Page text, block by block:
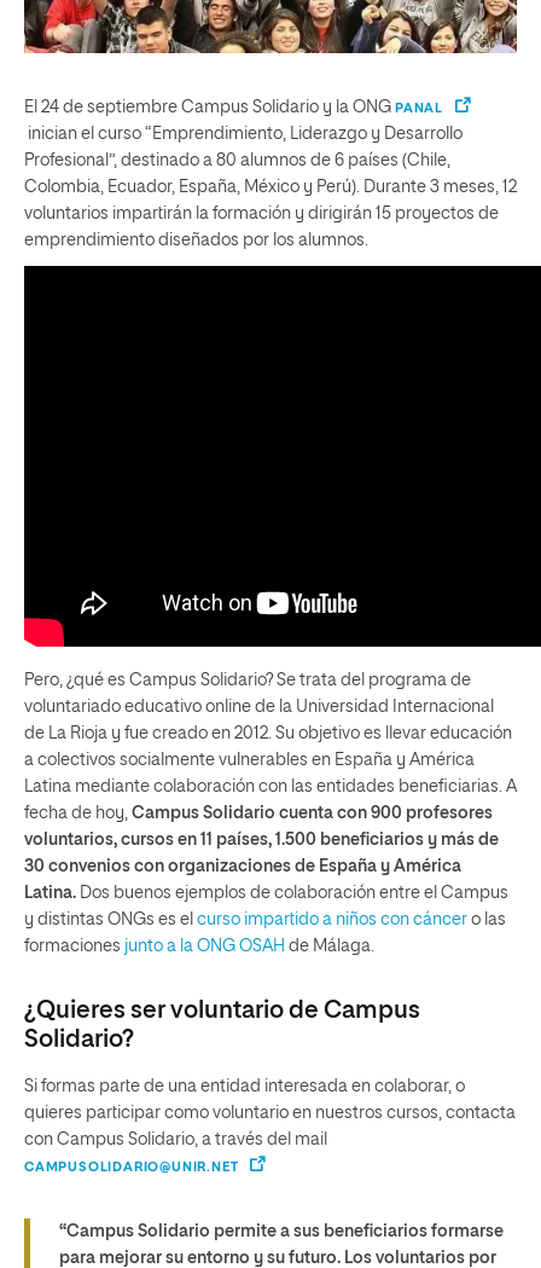
El 24 de septiembre Campus Solidario y la ONG PANAL
inician el curso “Emprendimiento, Liderazgo y Desarrollo
Profesional”, destinado a 80 alumnos de 6 países (Chile,
Colombia, Ecuador, España, México y Perú). Durante 3 meses, 12
voluntarios impartirán la formación y dirigirán 15 proyectos de
emprendimiento diseñados por los alumnos.
Pero, ¿qué es Campus Solidario? Se trata del programa de
voluntariado educativo online de la Universidad Internacional
de La Rioja y fue creado en 2012. Su objetivo es llevar educación
a colectivos socialmente vulnerables en España y América
Latina mediante colaboración con las entidades beneficiarias. A
fecha de hoy, Campus Solidario cuenta con 900 profesores
voluntarios, cursos en 11 países, 1.500 beneficiarios y más de
30 convenios con organizaciones de España y América
Latina. Dos buenos ejemplos de colaboración entre el Campus
y distintas ONGs es el curso impartido a niños con cáncer o las
formaciones junto a la ONG OSAH de Málaga.
¿Quieres ser voluntario de Campus
Solidario?
Si formas parte de una entidad interesada en colaborar, o
quieres participar como voluntario en nuestros cursos, contacta
con Campus Solidario, a través del mail
CAMPUSOLIDARIO@UNIR.NET
“Campus Solidario permite a sus beneficiarios formarse
para mejorar su entorno y su futuro. Los voluntarios por